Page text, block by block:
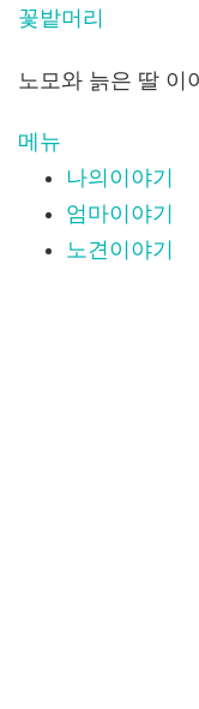
내
으
꽃밭머리
노모와 늙은 딸 이
메뉴
나의이야기
엄마이야기
노견이야기